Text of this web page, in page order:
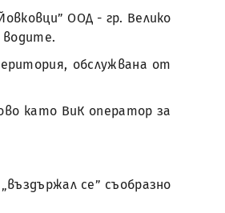
ООД - гр. Велико
водите.
обслужвана от
като ВиК оператор за
се” съобразно